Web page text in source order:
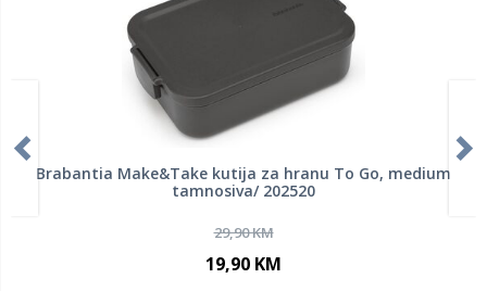
Brabantia Make&Take kutija za hranu To Go, medium
tamnosiva/ 202520
29,90 KM
19,90 KM